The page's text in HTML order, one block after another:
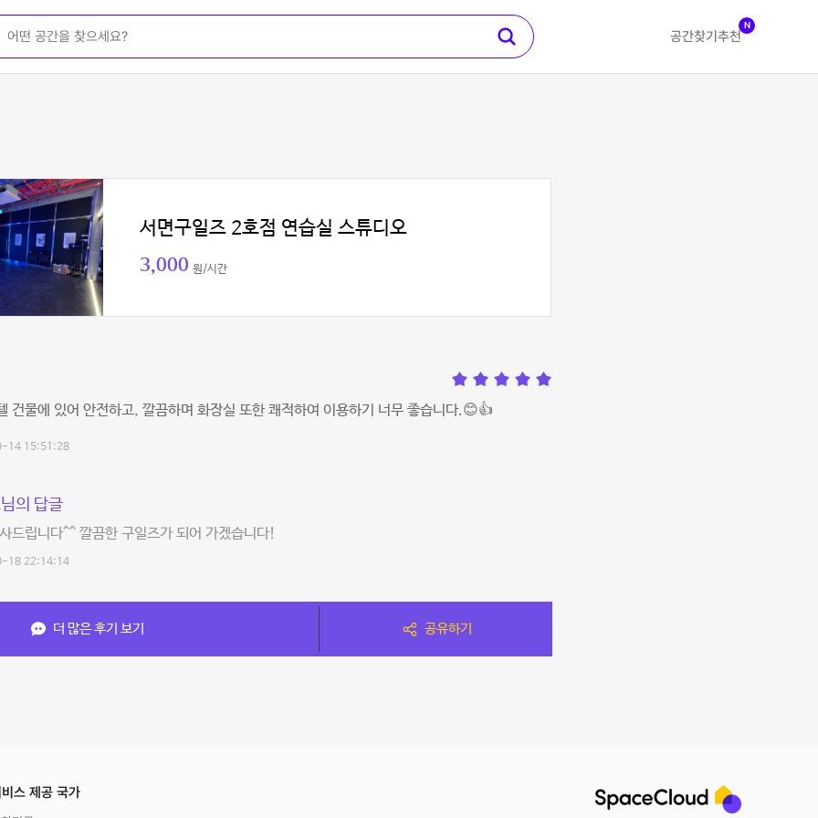
공간찾기 추천
N
서면구일즈 2호점 연습실 스튜디오
3,000 원/시간
건물에 있어 안전하고, 깔끔하며 화장실 또한 쾌적하여 이용하기 너무 좋습니다.😊👍
14 15:51:28
의 답글
드립니다^^ 깔끔한 구일즈가 되어 가겠습니다!
18 22:14:14
더 많은 후기 보기 공유하기
스 제공 국가